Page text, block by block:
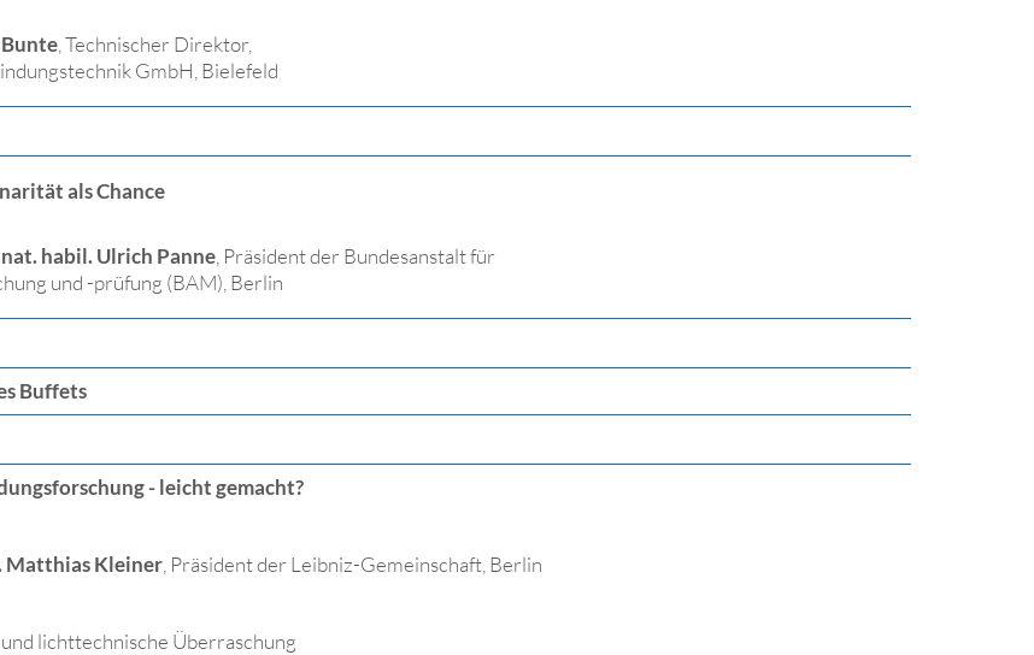
Bunte , Technischer Direktor,
GmbH, Bielefeld
als Chance
habil. Ulrich Panne , Präsident der Bundesanstalt für
und -prüfung (BAM), Berlin
Buffets
- leicht gemacht?
Matthias Kleiner , Präsident der Leibniz-Gemeinschaft, Berlin
lichttechnische Überraschung